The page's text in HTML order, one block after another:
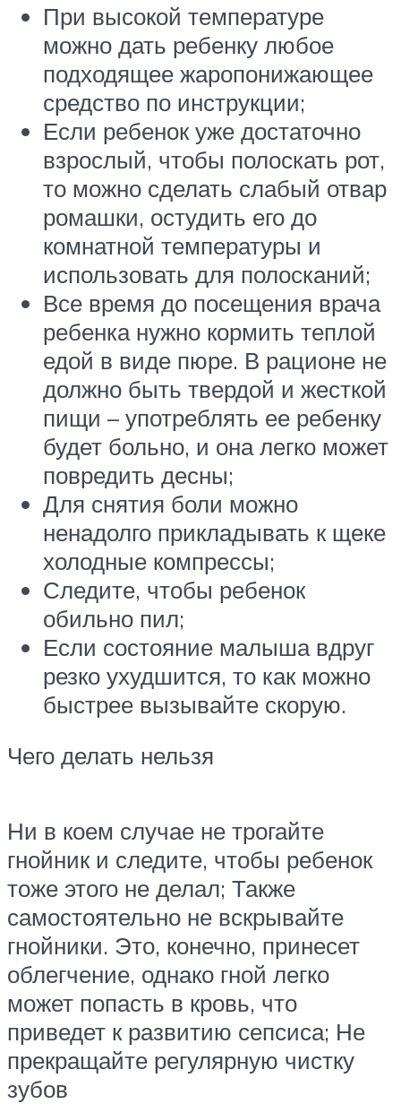
При высокой температуре
можно дать ребенку любое
подходящее жаропонижающее
средство по инструкции;
Если ребенок уже достаточно
взрослый, чтобы полоскать рот,
то можно сделать слабый отвар
ромашки, остудить его до
комнатной температуры и
использовать для полосканий;
Все время до посещения врача
ребенка нужно кормить теплой
едой в виде пюре. В рационе не
должно быть твердой и жесткой
пищи – употреблять ее ребенку
будет больно, и она легко может
повредить десны;
Для снятия боли можно
ненадолго прикладывать к щеке
холодные компрессы;
Следите, чтобы ребенок
обильно пил;
Если состояние малыша вдруг
резко ухудшится, то как можно
быстрее вызывайте скорую.
Чего делать нельзя
Ни в коем случае не трогайте
гнойник и следите, чтобы ребенок
тоже этого не делал; Также
самостоятельно не вскрывайте
гнойники. Это, конечно, принесет
облегчение, однако гной легко
может попасть в кровь, что
приведет к развитию сепсиса; Не
прекращайте регулярную чистку
зубов